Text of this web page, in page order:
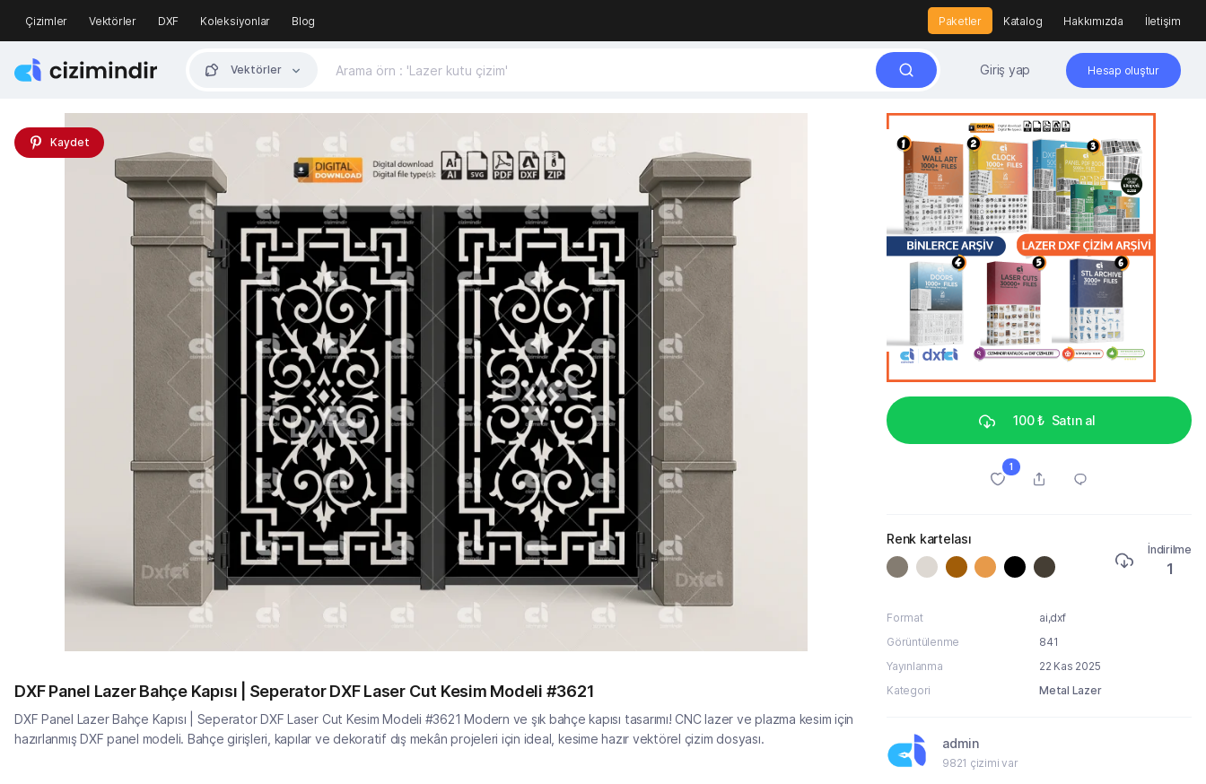
Çizimler Vektörler DXF Koleksiyonlar Blog Paketler Katalog Hakkımızda İletişim
Vektörler Giriş yap Hesap oluştur
Kaydet
DXF Panel Lazer Bahçe Kapısı | Seperator DXF Laser Cut Kesim Modeli #3621
DXF Panel Lazer Bahçe Kapısı | Seperator DXF Laser Cut Kesim Modeli #3621 Modern ve şık bahçe kapısı tasarımı! CNC lazer ve plazma kesim için
hazırlanmış DXF panel modeli. Bahçe girişleri, kapılar ve dekoratif dış mekân projeleri için ideal, kesime hazır vektörel çizim dosyası.
100 ₺ Satın al
1
Renk kartelası
İndirilme
1
Format
ai,dxf
Görüntülenme
841
Yayınlanma
22 Kas 2025
Kategori
Metal Lazer
admin
9821 çizimi var